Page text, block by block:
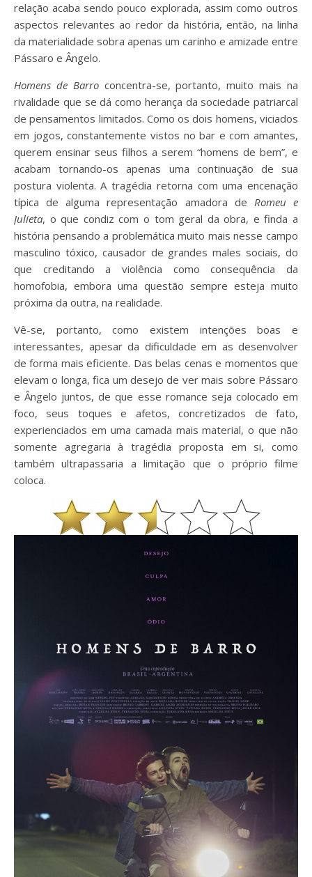
relação acaba sendo pouco explorada, assim como outros
aspectos relevantes ao redor da história, então, na linha
da materialidade sobra apenas um carinho e amizade entre
Pássaro e Ângelo.
Homens de Barroconcentra-se, portanto, muito mais na
rivalidade que se dá como herança da sociedade patriarcal
de pensamentos limitados. Como os dois homens, viciados
em jogos, constantemente vistos no bar e com amantes,
querem ensinar seus filhos a serem “homens de bem”, e
acabam tornando-os apenas uma continuação de sua
postura violenta. A tragédia retorna com uma encenação
típica de alguma representação amadora de Romeu e
Julieta, o que condiz com o tom geral da obra, e finda a
história pensando a problemática muito mais nesse campo
masculino tóxico, causador de grandes males sociais, do
que creditando a violência como consequência da
homofobia, embora uma questão sempre esteja muito
próxima da outra, na realidade.
Vê-se, portanto, como existem intenções boas e
interessantes, apesar da dificuldade em as desenvolver
de forma mais eficiente. Das belas cenas e momentos que
elevam o longa, fica um desejo de ver mais sobre Pássaro
e Ângelo juntos, de que esse romance seja colocado em
foco, seus toques e afetos, concretizados de fato,
experienciados em uma camada mais material, o que não
somente agregaria à tragédia proposta em si, como
também ultrapassaria a limitação que o próprio filme
coloca.